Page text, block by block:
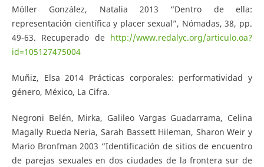
Möller González, Natalia 2013 “Dentro de ella:
representación científica y placer sexual”, Nómadas, 38, pp.
49-63. Recuperado de http://www.redalyc.org/articulo.oa?
id=105127475004
Muñiz, Elsa 2014 Prácticas corporales: performatividad y
género, México, La Cifra.
Negroni Belén, Mirka, Galileo Vargas Guadarrama, Celina
Magally Rueda Neria, Sarah Bassett Hileman, Sharon Weir y
Mario Bronfman 2003 “Identificación de sitios de encuentro
de parejas sexuales en dos ciudades de la frontera sur de